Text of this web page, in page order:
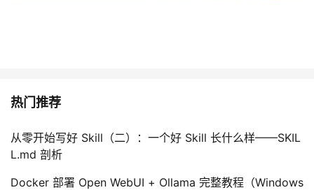
热门推荐
从零开始写好 Skill（二）：一个好 Skill 长什么样——SKIL
L.md 剖析
Docker 部署 Open WebUI + Ollama 完整教程（Windows